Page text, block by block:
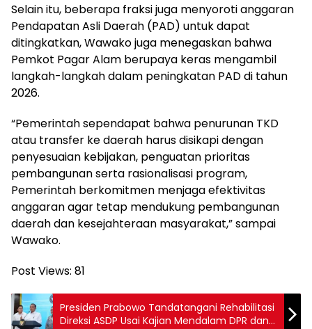
Selain itu, beberapa fraksi juga menyoroti anggaran
Pendapatan Asli Daerah (PAD) untuk dapat
ditingkatkan, Wawako juga menegaskan bahwa
Pemkot Pagar Alam berupaya keras mengambil
langkah-langkah dalam peningkatan PAD di tahun
2026.
“Pemerintah sependapat bahwa penurunan TKD
atau transfer ke daerah harus disikapi dengan
penyesuaian kebijakan, penguatan prioritas
pembangunan serta rasionalisasi program,
Pemerintah berkomitmen menjaga efektivitas
anggaran agar tetap mendukung pembangunan
daerah dan kesejahteraan masyarakat,” sampai
Wawako.
Post Views: 81
Presiden Prabowo Tandatangani Rehabilitasi
Direksi ASDP Usai Kajian Mendalam DPR dan